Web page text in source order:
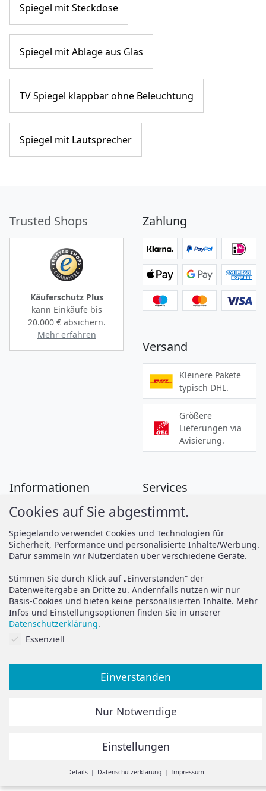
Spiegel mit Steckdose
Spiegel mit Ablage aus Glas
TV Spiegel klappbar ohne Beleuchtung
Spiegel mit Lautsprecher
Trusted Shops
Käuferschutz Plus
kann Einkäufe bis
20.000 €absichern.
Mehr erfahren
Zahlung
Versand
Kleinere Pakete
typisch DHL.
Größere
Lieferungen via
Avisierung.
Informationen
Zahlung
Versand
AGB
Vertrag widerrufen
Datenschutz
Impressum
Services
Montageanleitungen
Spiegelando Magazin
Support
Brauchen Sie Hilfe oder
haben Sie Fragen?
Die durchgestrichenen Preise entsprechen dem bisherigen
© Spiegelando 2024
Withdraw from contract
Cookies auf Sie abgestimmt.
Spiegelando verwendet Cookies und Technologien für
Sicherheit, Performance und personalisierte Inhalte/Werbung.
Dafür sammeln wir Nutzerdaten über verschiedene Geräte.
Stimmen Sie durch Klick auf „Einverstanden“ der
Datenweitergabe an Dritte zu. Andernfalls nutzen wir nur
Basis-Cookies und bieten keine personalisierten Inhalte. Mehr
Infos und Einstellungsoptionen finden Sie in unserer
Datenschutzerklärung.
Cookies auf Sie abgestimmt.
Essenziell
Einverstanden
Nur Notwendige
Einstellungen
Details Datenschutzerklärung Impressum
Einstellungen